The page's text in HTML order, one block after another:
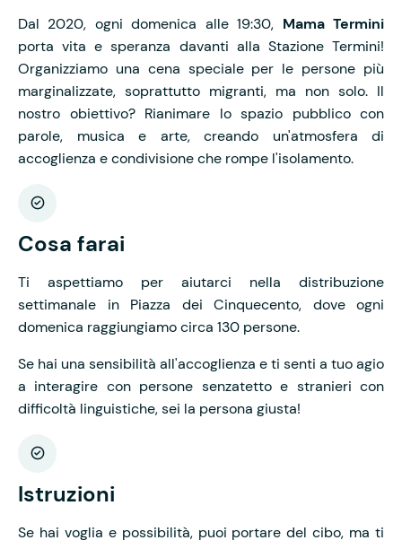
Dal 2020, ogni domenica alle 19:30, Mama Termini
porta vita e speranza davanti alla Stazione Termini!
Organizziamo una cena speciale per le persone più
marginalizzate, soprattutto migranti, ma non solo. Il
nostro obiettivo? Rianimare lo spazio pubblico con
parole, musica e arte, creando un'atmosfera di
accoglienza e condivisione che rompe l'isolamento.
Cosa farai
Ti aspettiamo per aiutarci nella distribuzione
settimanale in Piazza dei Cinquecento, dove ogni
domenica raggiungiamo circa 130 persone.
Se hai una sensibilità all'accoglienza e ti senti a tuo agio
a interagire con persone senzatetto e stranieri con
difficoltà linguistiche, sei la persona giusta!
Istruzioni
Se hai voglia e possibilità, puoi portare del cibo, ma ti